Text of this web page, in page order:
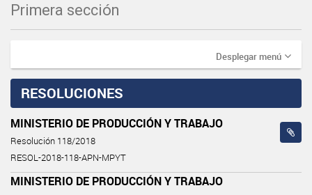
Primera sección
Desplegar menú
RESOLUCIONES
MINISTERIO DE PRODUCCIÓN Y TRABAJO
Resolución 118/2018
RESOL-2018-118-APN-MPYT
MINISTERIO DE PRODUCCIÓN Y TRABAJO